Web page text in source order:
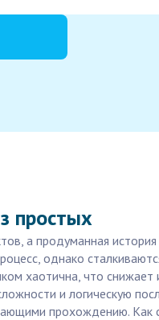
простых
а продуманная
однако
хаотична, что
и логическую
прохождению. Как